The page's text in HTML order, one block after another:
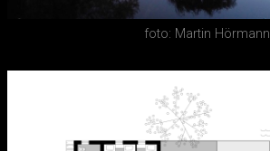
foto: Martin Hörmann